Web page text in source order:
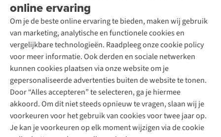
online ervaring
Om je de beste online ervaring te bieden, maken wij gebruik
van marketing, analytische en functionele cookies en
vergelijkbare technologieën. Raadpleeg onze cookie policy
voor meer informatie. Ook derden en sociale netwerken
kunnen cookies plaatsen via onze website om je
gepersonaliseerde advertenties buiten de website te tonen.
Door “Alles accepteren” te selecteren, ga je hiermee
akkoord. Om dit niet steeds opnieuw te vragen, slaan wij je
voorkeuren voor het gebruik van cookies voor twee jaar op.
Je kan je voorkeuren op elk moment wijzigen via de cookie
Contact
Toegankelijkheidsverklaring
Schoenonderhoud
Schoenherstelling
Kledingherstelling
Retouches
Voor bedrijven
Podcast
Explore Academy
Explore Camp
Gear Check
Inspiratie & advies
Meld je aan voor de nieuwsbrief
Follow us
Disclaimer Privacy Policy
Algemene voorwaarden